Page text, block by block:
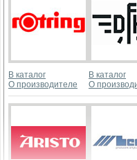
В каталог
О производителе
В каталог
О